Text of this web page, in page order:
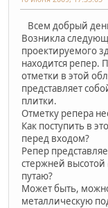
Всем добрый
Возникла
проектируемого
находится репер.
отметки в этой
представляет
плитки.
Отметку репера
Как поступить в
перед входом?
Репер
стержней
путаю?
Может быть,
металлическую